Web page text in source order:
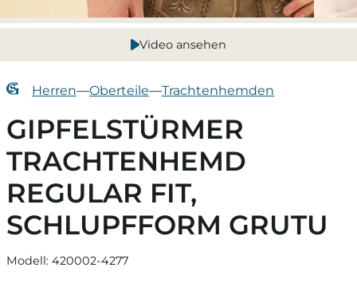
Video ansehen
Herren—Oberteile—Trachtenhemden
GIPFELSTÜRMER
TRACHTENHEMD
REGULAR FIT,
SCHLUPFFORM GRUTU
Modell: 420002-4277